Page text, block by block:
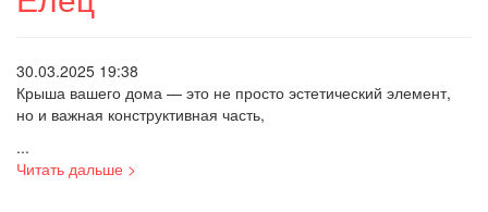
30.03.2025 19:38
Крыша вашего дома — это не просто эстетический элемент,
но и важная конструктивная часть,
...
Читать дальше >